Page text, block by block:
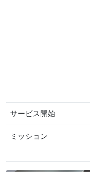
サービス開始
ミッション